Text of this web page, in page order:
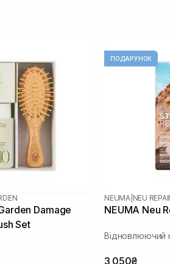
Damage
Set
ПОДАРУНОК
NEUMA NEU
NEUMA Neu
Відновлюючий
3 050₴